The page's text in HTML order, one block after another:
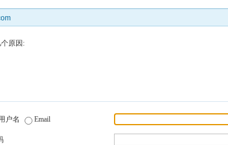
原因:
户名 Email